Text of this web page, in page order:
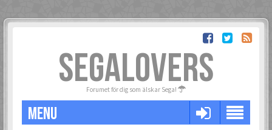
SEGALOVERS
Forumet för dig som älskar Sega!
MENU